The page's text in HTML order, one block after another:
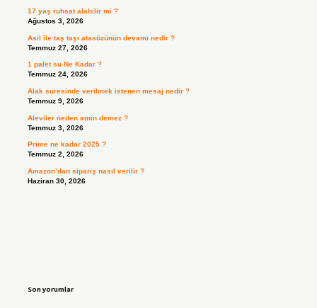
17 yaş ruhsat alabilir mi ?
Ağustos 3, 2026
Asil ile taş taşı atasözünün devamı nedir ?
Temmuz 27, 2026
1 palet su Ne Kadar ?
Temmuz 24, 2026
Alak suresinde verilmek istenen mesaj nedir ?
Temmuz 9, 2026
Aleviler neden amin demez ?
Temmuz 3, 2026
Prime ne kadar 2025 ?
Temmuz 2, 2026
Amazon’dan sipariş nasıl verilir ?
Haziran 30, 2026
Son yorumlar